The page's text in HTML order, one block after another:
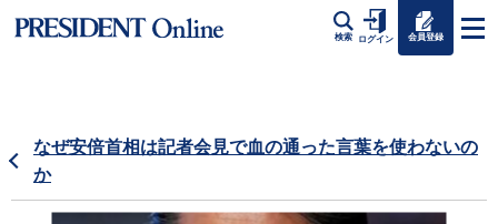
検索 ログイン 会員登録
なぜ安倍首相は記者会見で血の通った言葉を使わないの
か